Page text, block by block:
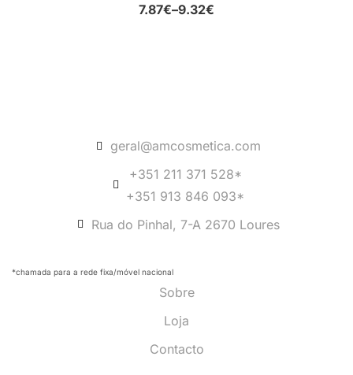
7.87€–9.32€
Sobre
Loja
Contacto
geral@amcosmetica.com
+351 211 371 528*
+351 913 846 093*
Rua do Pinhal, 7-A 2670 Loures
*chamada para a rede fixa/móvel nacional